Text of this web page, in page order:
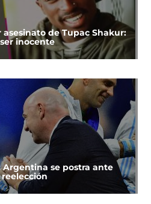
de Tupac Shakur:
inocente
Argentina se postra ante